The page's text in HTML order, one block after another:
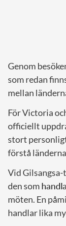
Genom
som redan
mellan
För Victoria
officiellt
stort
förstå
Vid
den som
möten. En
handlar lika